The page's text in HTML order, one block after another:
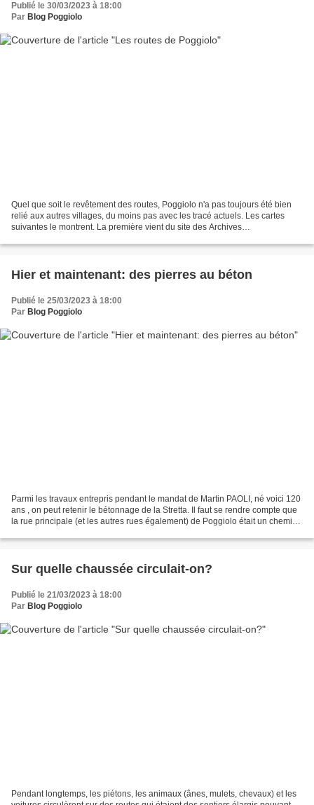
Publié le 30/03/2023 à 18:00
Par Blog Poggiolo
Quel que soit le revêtement des routes, Poggiolo n'a pas toujours été bien
relié aux autres villages, du moins pas avec les tracé actuels. Les cartes
suivantes le montrent. La première vient du site des Archives
Hier et maintenant: des pierres au béton
Publié le 25/03/2023 à 18:00
Par Blog Poggiolo
Parmi les travaux entrepris pendant le mandat de Martin PAOLI, né voici 120
ans , on peut retenir le bétonnage de la Stretta. Il faut se rendre compte que
la rue principale (et les autres rues également) de Poggiolo était un chemin
Sur quelle chaussée circulait-on?
Publié le 21/03/2023 à 18:00
Par Blog Poggiolo
Pendant longtemps, les piétons, les animaux (ânes, mulets, chevaux) et les